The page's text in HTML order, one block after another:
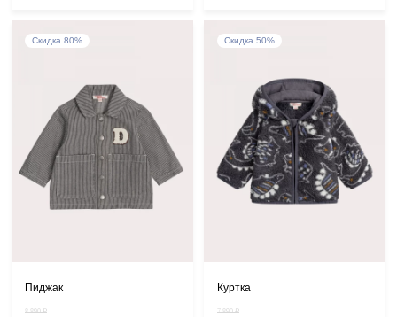
Скидка 80%
Пиджак
8 890 ₽
Скидка 50%
Куртка
7 890 ₽